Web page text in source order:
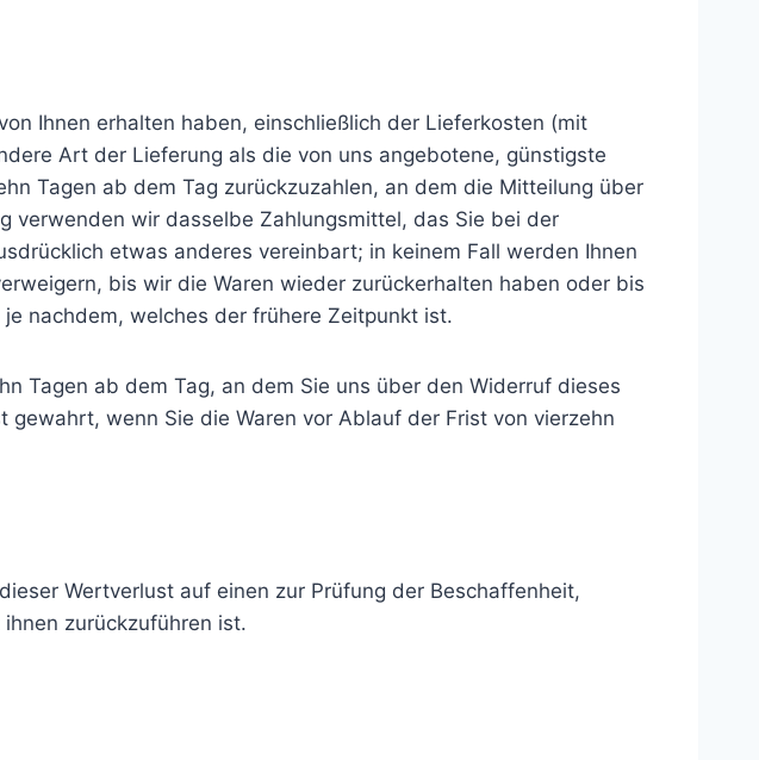
Ihnen erhalten haben, einschließlich der Lieferkosten (mit
Art der Lieferung als die von uns angebotene, günstigste
Tagen ab dem Tag zurückzuzahlen, an dem die Mitteilung über
verwenden wir dasselbe Zahlungsmittel, das Sie bei der
etwas anderes vereinbart; in keinem Fall werden Ihnen
bis wir die Waren wieder zurückerhalten haben oder bis
nachdem, welches der frühere Zeitpunkt ist.
Tagen ab dem Tag, an dem Sie uns über den Widerruf dieses
wenn Sie die Waren vor Ablauf der Frist von vierzehn
Wertverlust auf einen zur Prüfung der Beschaffenheit,
zurückzuführen ist.